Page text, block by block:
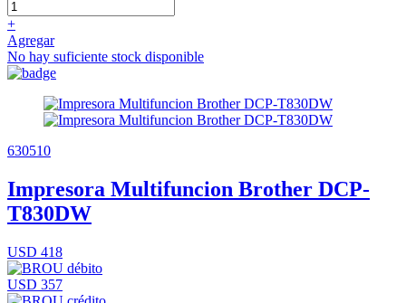
+
Agregar
No hay suficiente stock disponible
630510
Impresora Multifuncion Brother DCP-
T830DW
USD 418
USD 357